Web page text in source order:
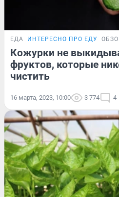
ЕДА ИНТЕРЕСНО ПРО ЕДУ
Кожурки не
фруктов, которые
чистить
16 марта, 2023, 10:00 3 774 4